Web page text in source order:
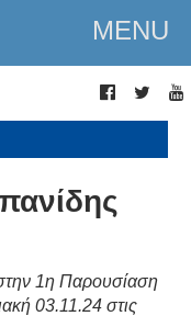
MENU
1η Παρουσίαση
03.11.24 στις